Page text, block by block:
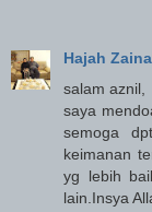
Hajah
salam aznil,
saya
semoga
keimanan
yg lebih
lain.Insya